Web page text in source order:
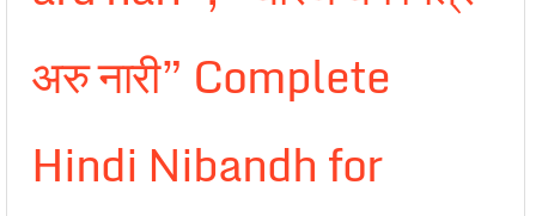
अरु नारी” Complete
Hindi Nibandh for